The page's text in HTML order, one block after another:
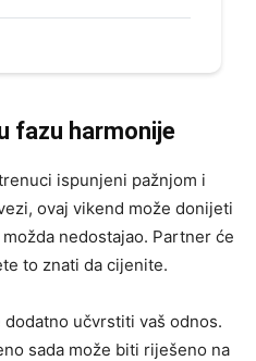
fazu harmonije
ispunjeni pažnjom i
ovaj vikend može donijeti
nedostajao. Partner će
to znati da cijenite.
učvrstiti vaš odnos.
sada može biti riješeno na